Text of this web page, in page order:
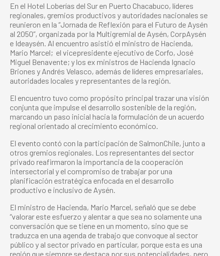
En el Hotel Loberías del Sur en Puerto Chacabuco, líderes
regionales, gremios productivos y autoridades nacionales se
reunieron en la “Jornada de Reflexión para el Futuro de Aysén
al 2050”, organizada por la Multigremial de Aysén, CorpAysén
e Ideaysén. Al encuentro asistió el ministro de Hacienda,
Mario Marcel; el vicepresidente ejecutivo de Corfo, José
Miguel Benavente; y los ex ministros de Hacienda Ignacio
Briones y Andrés Velasco, además de líderes empresariales,
autoridades locales y representantes de la región.
El encuentro tuvo como propósito principal trazar una visión
conjunta que impulse el desarrollo sostenible de la región,
marcando un paso inicial hacia la formulación de un acuerdo
regional orientado al crecimiento económico.
El evento contó con la participación de SalmonChile, junto a
otros gremios regionales. Los representantes del sector
privado reafirmaron la importancia de la cooperación
intersectorial y el compromiso de trabajar por una
planificación estratégica enfocada en el desarrollo
productivo e inclusivo de Aysén.
El ministro de Hacienda, Mario Marcel, señaló que se debe
“valorar este esfuerzo y alentar a que sea no solamente una
conversación que se tiene en un momento, sino que se
traduzca en una agenda de trabajo que convoque al sector
público y al sector privado en particular, porque esta es una
región que siempre se destaca por sus potencialidades, pero